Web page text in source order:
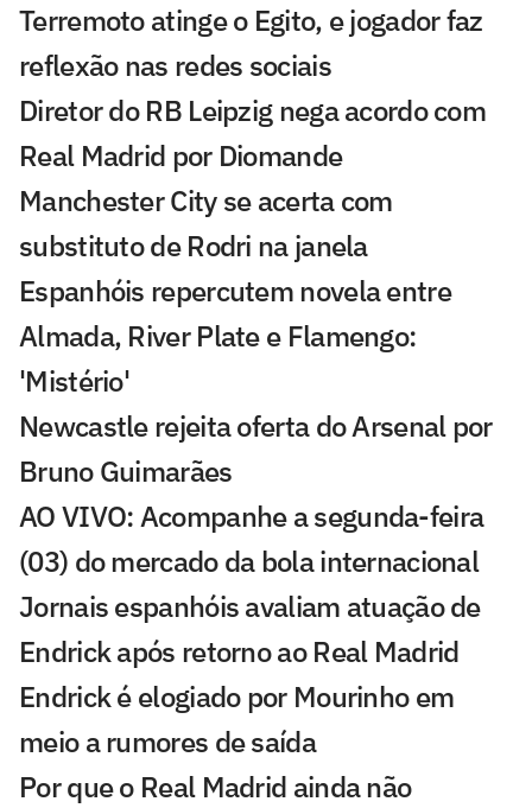
Terremoto atinge o Egito, e jogador faz
reflexão nas redes sociais
Diretor do RB Leipzig nega acordo com
Real Madrid por Diomande
Manchester City se acerta com
substituto de Rodri na janela
Espanhóis repercutem novela entre
Almada, River Plate e Flamengo:
'Mistério'
Newcastle rejeita oferta do Arsenal por
Bruno Guimarães
AO VIVO: Acompanhe a segunda-feira
(03) do mercado da bola internacional
Jornais espanhóis avaliam atuação de
Endrick após retorno ao Real Madrid
Endrick é elogiado por Mourinho em
meio a rumores de saída
Por que o Real Madrid ainda não